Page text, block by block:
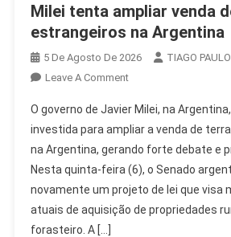
Milei tenta ampliar venda
estrangeiros na Argentina
5 De Agosto De 2026
TIAGO PAULO
Leave A CommentOn
Tenta
Ampliar
Venda
De
Terras
A
O governo de Javier Milei, na
investida para ampliar a venda de
na Argentina, gerando forte debate e
Nesta quinta-feira (6), o Senado
novamente um projeto de lei que visa
atuais de aquisição de propriedades
forasteiro. A […]